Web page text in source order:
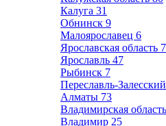
Калуга 31
Обнинск 9
Малоярославец 6
Ярославская область
Ярославль 47
Рыбинск 7
Переславль-Залесский
Алматы 73
Владимирская область
Владимир 25